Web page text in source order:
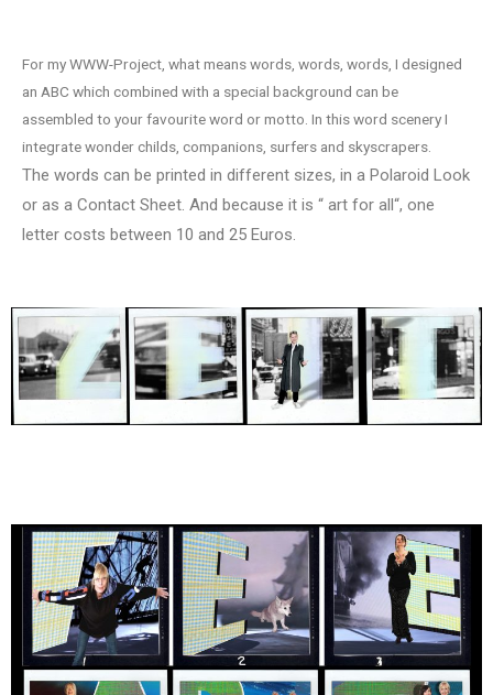
For my WWW-Project, what means words, words, words, I designed
an ABC which combined with a special background can be
assembled to your favourite word or motto. In this word scenery I
integrate wonder childs, companions, surfers and skyscrapers.
The words can be printed in different sizes, in a Polaroid Look
or as a Contact Sheet. And because it is “ art for all“, one
letter costs between 10 and 25 Euros.